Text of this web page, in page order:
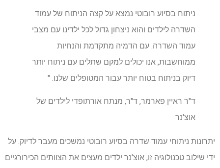
ניתוח בסיוע רובוטי נמצא על קצה הניתוח של עמוד
השדרה לילדים והוא ניצחון גדול לכל ילדינו עם מצבי
עמוד השדרה. עם הדמיה מתקדמת והנחיות
ממוחשבות, אנו יכולים למקם שתלים עם ניתוח יותר
דיוק בניתוח בטוח יותר עבור המטופלים שלנו. "
ד"ר ראיין פארמר, ד"ר, מנתח אורתופדי לילדים של
אוצ'נר
יתרונות ניתוחי עמוד שדרה בסיוע רובוטי נמשכים מעבר לדיוק. על
ידי שילוב טכנולוגיה זו, אוצ'נר ילדים מעצים את הצוותים הכירורגיים